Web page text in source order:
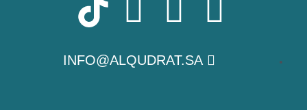
s
i
n
INFO@ALQUDRAT.SA